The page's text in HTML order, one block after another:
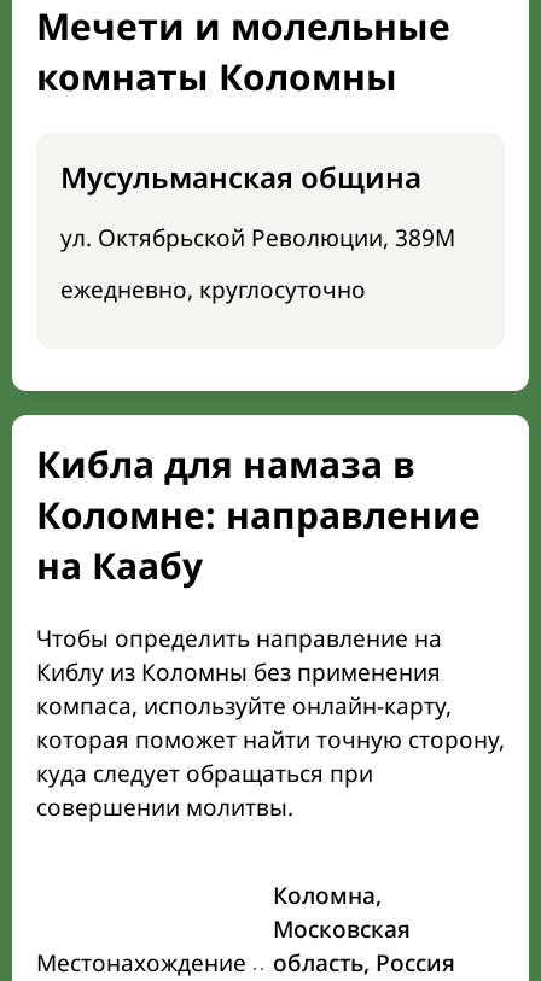
Мечети и молельные
комнаты Коломны
Мусульманская община
ул. Октябрьской Революции, 389М
ежедневно, круглосуточно
Кибла для намаза в
Коломне: направление
на Каабу
Чтобы определить направление на
Киблу из Коломны без применения
компаса, используйте онлайн-карту,
которая поможет найти точную сторону,
куда следует обращаться при
совершении молитвы.
Местонахождение
Коломна,
Московская
область, Россия